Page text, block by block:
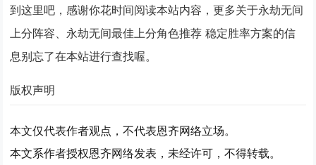
到这里吧，感谢你花时间阅读本站内容，更多关于永劫无间
上分阵容、永劫无间最佳上分角色推荐 稳定胜率方案的信
息别忘了在本站进行查找喔。
版权声明
本文仅代表作者观点，不代表恩齐网络立场。
本文系作者授权恩齐网络发表，未经许可，不得转载。